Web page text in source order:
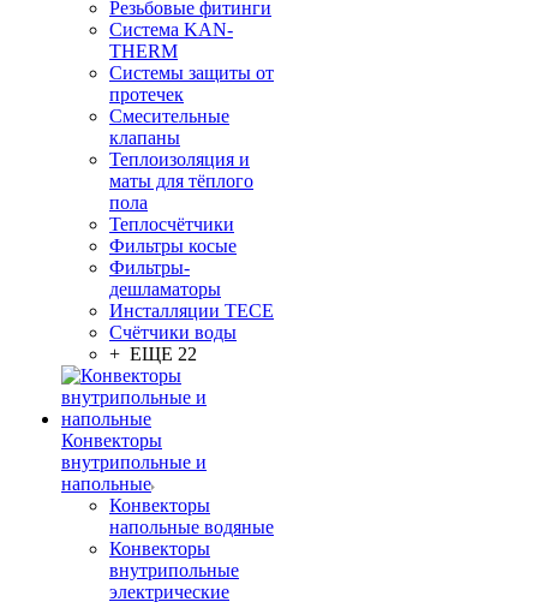
Резьбовые фитинги
Система KAN-
THERM
Системы защиты от
протечек
Смесительные
клапаны
Теплоизоляция и
маты для тёплого
пола
Теплосчётчики
Фильтры косые
Фильтры-
дешламаторы
Инсталляции TECE
Счётчики воды
+ ЕЩЕ 22
Конвекторы
внутрипольные и
напольные
Конвекторы
напольные водяные
Конвекторы
внутрипольные
электрические